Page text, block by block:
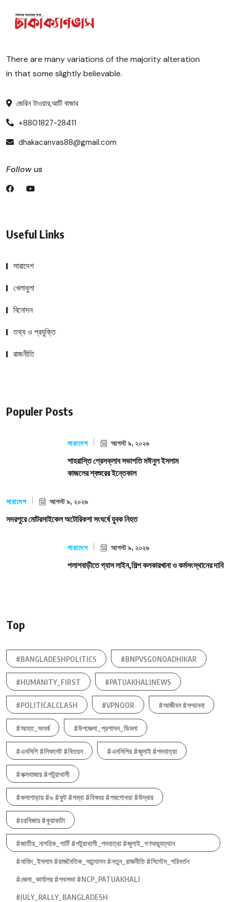
There are many variations of the majority alteration
in that some slightly believable.
জেরিন টাওয়ার,আটি বাজার
+8801827-28411
dhakacanvas88@gmail.com
Follow us
Useful Links
সারাদেশ
খেলাধুলা
বিনোদন
তথ্য ও প্রযুক্তি
রাজনীতি
Populer Posts
সারাদেশ আগস্ট ৯, ২০২৬
শাহরাস্তি প্রেসক্লাব সভাপতি মঈনুল ইসলাম
কাজলের শ্বশুরের ইন্তেকাল
সারাদেশ আগস্ট ৯, ২০২৬
সদরপুরে মোটরসাইকেল অটোরিকশা সংঘর্ষে যুবক নিহত
সারাদেশ আগস্ট ৯, ২০২৬
পলাশবাড়ীতে গ্যাস লাইন,শিল্প কলকারখানা ও কর্মসংস্থানের দাবি
Top
#BANGLADESHPOLITICS #BNPVSGONOADHIKAR
#HUMANITY_FIRST #PATUAKHALINEWS
#POLITICALCLASH #VPNOOR #আজীবন #সম্মাননা
#আহত_সংঘর্ষ #উপজেলা_প্রশাসন_ডিমলা
#এনসিপি #লিফলেট #বিতরন #এনসিপির #জুলাই #পদযাত্রা
#কক্সবাজার #পটুয়াখালী
#কলাপাড়ায় #৬ #ফুট #লম্বা #বিষধর #পদ্মগোখরা #উদ্ধার
#চরবিজায় #কুয়াকাটা
#জাতীয়_নাগরিক_পার্টি #পটুয়াখালী_পদযাত্রা #জুলাই_গণঅভ্যুত্থান
#নাহিদ_ইসলাম #রাজনৈতিক_আন্দোলন #নতুন_রাজনীতি #সিস্টেম_পরিবর্তন
#জেলা_কার্যালয় #পথসভা #NCP_PATUAKHALI
#JULY_RALLY_BANGLADESH